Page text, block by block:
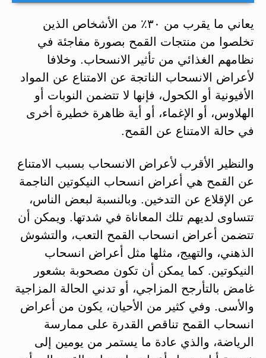
يعاني ما يقرب من ٣٠٪ من الأشخاص الذين
تخلصوا من منتجات القمح بصورة مفاجئة في
نظامهم الغذائي من تأثير الانسحاب. وخلافا
لأعراض الانسحاب الناتجة عن الامتناع عن المواد
الأفيونية أو الكحول، فإنها لا تتضمن النوبات أو
الهلاوس، أو الإغماء، أو أية ظاهرة خطيرة أخرى
في حالة الامتناع عن القمح.
والنظير الأقرب لأعراض الانسحاب بسبب الامتناع
عن القمح هي أعراض انسحاب النيكوتين الناجمة
عن الإقلاع عن التدخين. وبالنسبة لبعض الناس،
تتساوى لديهم تلك المعاناة في شدتها. ويمكن أن
تتضمن أعراض انسحاب القمح التعب، والتشوش
الذهني، والتهيج، مثلها مثل أعراض انسحاب
النيكوتين. كما يمكن أن تكون مصحوبة بشعور
غامض بالتأرجح المزاجي، أو تدني الحالة المزاجية
والأسى. وفي كثير من الأحيان، يكون من أعراض
انسحاب القمح تناقص القدرة على ممارسة
الرياضة، والذي عادة ما يستمر من يومين إلى